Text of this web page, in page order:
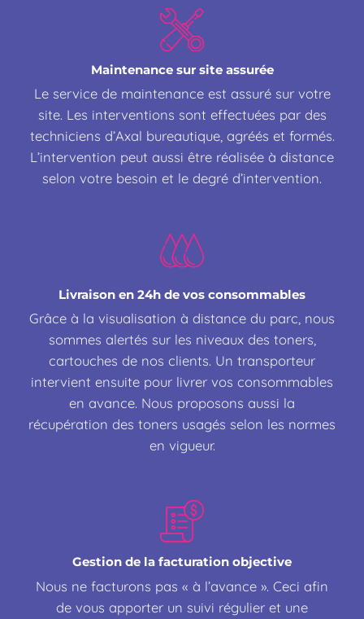
Maintenance sur site assurée
Le service de maintenance est assuré sur votre
site. Les interventions sont effectuées par des
techniciens d’Axal bureautique, agréés et formés.
L’intervention peut aussi être réalisée à distance
selon votre besoin et le degré d’intervention.
Livraison en 24h de vos consommables
Grâce à la visualisation à distance du parc, nous
sommes alertés sur les niveaux des toners,
cartouches de nos clients. Un transporteur
intervient ensuite pour livrer vos consommables
en avance. Nous proposons aussi la
récupération des toners usagés selon les normes
en vigueur.
Gestion de la facturation objective
Nous ne facturons pas « à l’avance ». Ceci afin
de vous apporter un suivi régulier et une